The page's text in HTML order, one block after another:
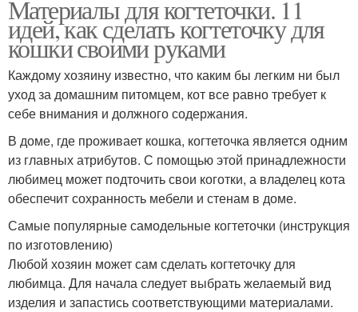
Материалы для когтеточки. 11
идей, как сделать когтеточку для
кошки своими руками
Каждому хозяину известно, что каким бы легким ни был
уход за домашним питомцем, кот все равно требует к
себе внимания и должного содержания.
В доме, где проживает кошка, когтеточка является одним
из главных атрибутов. С помощью этой принадлежности
любимец может подточить свои коготки, а владелец кота
обеспечит сохранность мебели и стенам в доме.
Самые популярные самодельные когтеточки (инструкция
по изготовлению)
Любой хозяин может сам сделать когтеточку для
любимца. Для начала следует выбрать желаемый вид
изделия и запастись соответствующими материалами.